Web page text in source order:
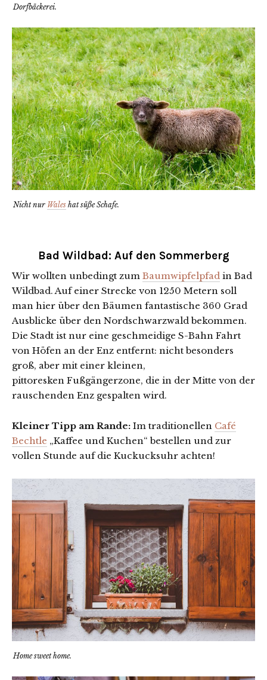
Dorfbäckerei.
Nicht nur Wales hat süße Schafe.
Bad Wildbad: Auf den Sommerberg
Wir wollten unbedingt zum Baumwipfelpfad in Bad
Wildbad. Auf einer Strecke von 1250 Metern soll
man hier über den Bäumen fantastische 360 Grad
Ausblicke über den Nordschwarzwald bekommen.
Die Stadt ist nur eine geschmeidige S-Bahn Fahrt
von Höfen an der Enz entfernt: nicht besonders
groß, aber mit einer kleinen,
pittoresken Fußgängerzone, die in der Mitte von der
rauschenden Enz gespalten wird.
Kleiner Tipp am Rande: Im traditionellen Café
Bechtle „Kaffee und Kuchen“ bestellen und zur
vollen Stunde auf die Kuckucksuhr achten!
Home sweet home.